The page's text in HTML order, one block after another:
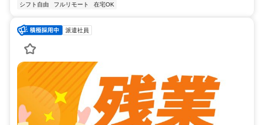
シフト自由 フルリモート 在宅OK
派遣社員